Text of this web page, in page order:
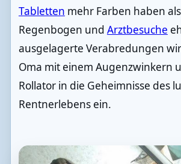
Tabletten mehr Farben haben
Regenbogen und Arztbesuche
ausgelagerte Verabredungen
Oma mit einem Augenzwinkern
Rollator in die Geheimnisse des
Rentnerlebens ein.